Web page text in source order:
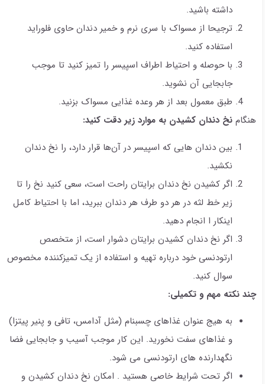
داشته باشید.
ترجیحا از مسواک با سری نرم و خمیر دندان حاوی فلوراید
استفاده کنید.
با حوصله و احتیاط اطراف اسپیسر را تمیز کنید تا موجب
جابجایی آن نشوید.
طبق معمول بعد از هر وعده غذایی مسواک بزنید.
هنگام نخ دندان کشیدن به موارد زیر دقت کنید:
بین دندان ‌هایی که اسپیسر در آن‌ها قرار دارد، را نخ دندان
نکشید.
اگر کشیدن نخ دندان برایتان راحت است، سعی کنید نخ را تا
زیر خط لثه در هر دو طرف هر دندان ببرید، اما با احتیاط کامل
اینکار ا انجام دهید.
اگر نخ دندان کشیدن برایتان دشوار است، از متخصص
ارتودنسی خود درباره تهیه و استفاده از یک تمیزکننده مخصوص
سوال کنید.
چند نکته مهم و تکمیلی:
به هیج عنوان غذاهای چسبنام (مثل آدامس، تافی و پنیر پیتزا)
و غذاهای سفت نخورید. این کار موجب آسیب و جابجایی فضا
نگهدارنده های ارتودنسی می شود.
اگر تحت شرایط خاصی هستید . امکان نخ دندان کشیدن و